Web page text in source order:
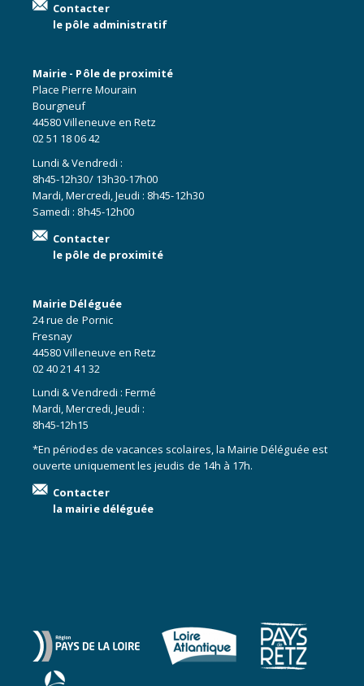
Contacter
le pôle administratif
Mairie - Pôle de proximité
Place Pierre Mourain
Bourgneuf
44580 Villeneuve en Retz
02 51 18 06 42
Lundi & Vendredi :
8h45-12h30/ 13h30-17h00
Mardi, Mercredi, Jeudi : 8h45-12h30
Samedi : 8h45-12h00
Contacter
le pôle de proximité
Mairie Déléguée
24 rue de Pornic
Fresnay
44580 Villeneuve en Retz
02 40 21 41 32
Lundi & Vendredi : Fermé
Mardi, Mercredi, Jeudi :
8h45-12h15
*En périodes de vacances scolaires, la Mairie Déléguée est
ouverte uniquement les jeudis de 14h à 17h.
Contacter
la mairie déléguée